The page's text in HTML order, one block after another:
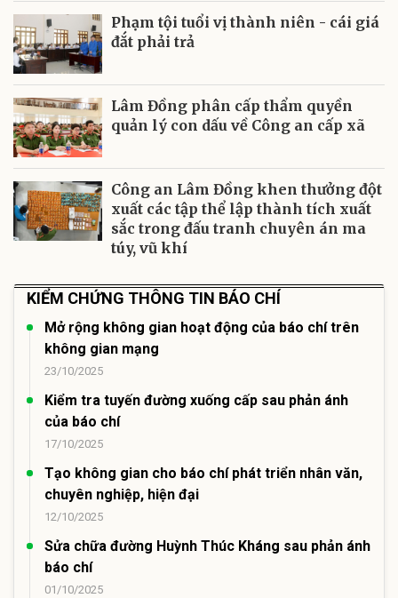
Phạm tội tuổi vị thành niên - cái giá
đắt phải trả
Lâm Đồng phân cấp thẩm quyền
quản lý con dấu về Công an cấp xã
Công an Lâm Đồng khen thưởng đột
xuất các tập thể lập thành tích xuất
sắc trong đấu tranh chuyên án ma
túy, vũ khí
KIỂM CHỨNG THÔNG TIN BÁO CHÍ
Mở rộng không gian hoạt động của báo chí trên
không gian mạng
23/10/2025
Kiểm tra tuyến đường xuống cấp sau phản ánh
của báo chí
17/10/2025
Tạo không gian cho báo chí phát triển nhân văn,
chuyên nghiệp, hiện đại
12/10/2025
Sửa chữa đường Huỳnh Thúc Kháng sau phản ánh
báo chí
01/10/2025